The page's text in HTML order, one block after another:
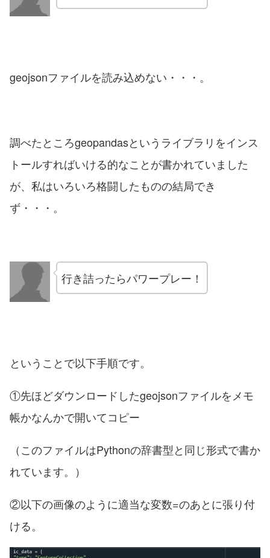
geojsonファイルを読み込めない・・・。
調べたところgeopandasというライブラリをインス
トールすればいける的なことが書かれていました
が、私はいろいろ格闘したものの結局でき
ず・・・。
行き詰ったらパワープレー！
ということで以下手順です。
①先ほどダウンロードしたgeojsonファイルをメモ
帳かなんかで開いてコピー
（このファイルはPythonの辞書型と同じ形式で書か
れています。）
②以下の画像のように適当な変数=のあとに張り付
ける。